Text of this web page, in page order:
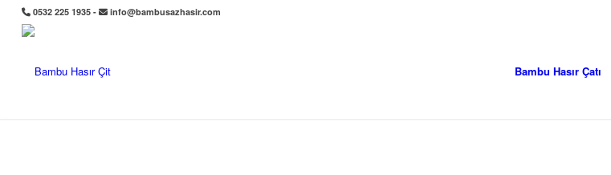
0532 225 1935 - info@bambusazhasir.com
Bambu Hasır Çatı